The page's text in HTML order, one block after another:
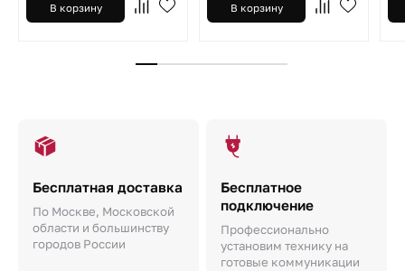
В корзину В корзину
Бесплатная доставка
По Москве, Московской
области и большинству
городов России
Бесплатное
подключение
Профессионально
установим технику на
готовые коммуникации